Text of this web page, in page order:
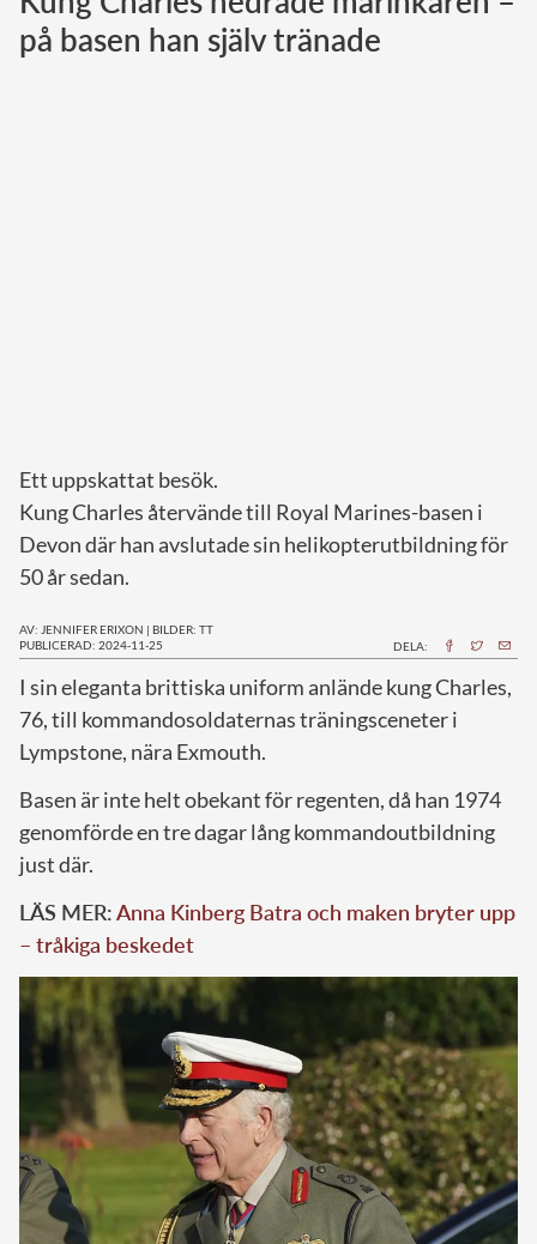
Norska kungahuset
på basen han själv tränade
Ett uppskattat besök.
Kung Charles återvände till Royal Marines-basen i
Devon där han avslutade sin helikopterutbildning för
50 år sedan.
AV: JENNIFER ERIXON | BILDER: TT
PUBLICERAD: 2024-11-25
DELA:
I sin eleganta brittiska uniform anlände kung Charles,
76, till kommandosoldaternas träningsceneter i
Lympstone, nära Exmouth.
Basen är inte helt obekant för regenten, då han 1974
genomförde en tre dagar lång kommandoutbildning
just där.
LÄS MER:Anna Kinberg Batra och maken bryter upp
– tråkiga beskedet